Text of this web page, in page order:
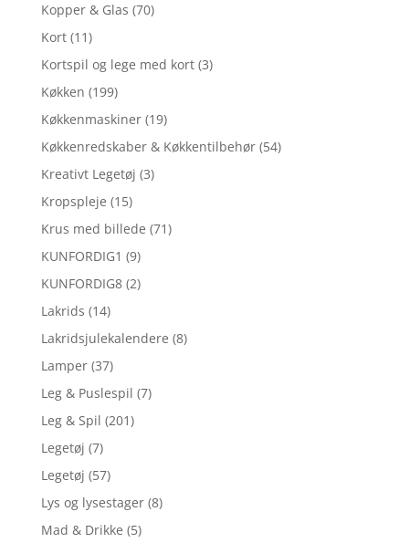
Kopper & Glas (70)
Kort (11)
Kortspil og lege med kort (3)
Køkken (199)
Køkkenmaskiner (19)
Køkkenredskaber & Køkkentilbehør (54)
Kreativt Legetøj (3)
Kropspleje (15)
Krus med billede (71)
KUNFORDIG1 (9)
KUNFORDIG8 (2)
Lakrids (14)
Lakridsjulekalendere (8)
Lamper (37)
Leg & Puslespil (7)
Leg & Spil (201)
Legetøj (7)
Legetøj (57)
Lys og lysestager (8)
Mad & Drikke (5)